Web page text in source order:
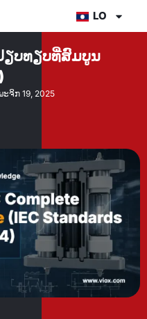
LO
ຽບທຽບທີ່ສົມບູນ
ະຈິກ 19, 2025